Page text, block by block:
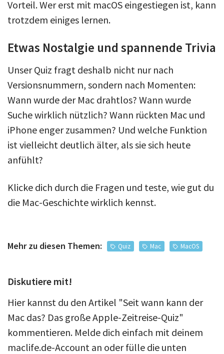
Vorteil. Wer erst mit macOS eingestiegen ist, kann
trotzdem einiges lernen.
Etwas Nostalgie und spannende Trivia
Unser Quiz fragt deshalb nicht nur nach
Versionsnummern, sondern nach Momenten:
Wann wurde der Mac drahtlos? Wann wurde
Suche wirklich nützlich? Wann rückten Mac und
iPhone enger zusammen? Und welche Funktion
ist vielleicht deutlich älter, als sie sich heute
anfühlt?
Klicke dich durch die Fragen und teste, wie gut du
die Mac-Geschichte wirklich kennst.
Mehr zu diesen Themen: Quiz Mac MacOS
Diskutiere mit!
Hier kannst du den Artikel "Seit wann kann der
Mac das? Das große Apple-Zeitreise-Quiz"
kommentieren. Melde dich einfach mit deinem
maclife.de-Account an oder fülle die unten